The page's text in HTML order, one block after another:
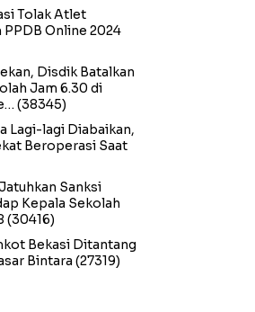
Tolak Atlet
Online 2024
Disdik Batalkan
Jam 6.30 di
(38345)
Lagi-lagi Diabaikan,
Beroperasi Saat
Sanksi
Kepala Sekolah
(30416)
Bekasi Ditantang
Bintara (27319)